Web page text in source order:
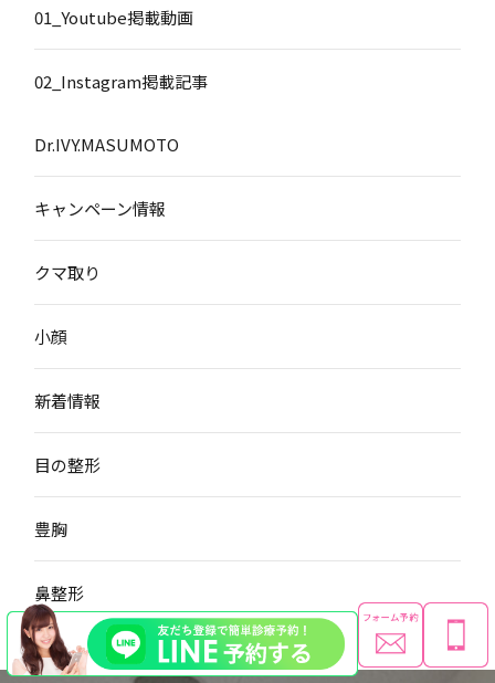
01_Youtube掲載動画
02_Instagram掲載記事
Dr.IVY.MASUMOTO
キャンペーン情報
クマ取り
小顔
新着情報
目の整形
豊胸
鼻整形